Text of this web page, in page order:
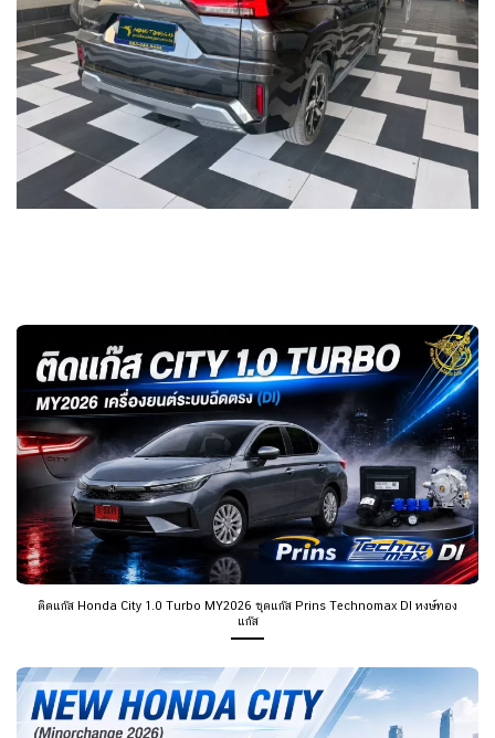
ติดแก๊ส Honda City 1.0 Turbo MY2026 ชุดแก๊ส Prins Technomax DI หงษ์ทอง
แก๊ส